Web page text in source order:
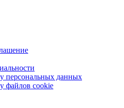
персональных данных
файлов cookie